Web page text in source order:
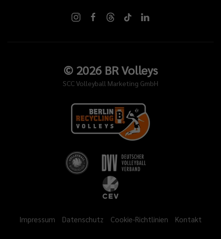
© 2026BR Volleys
SCC Volleyball Marketing GmbH
Impressum Datenschutz Cookie-Richtlinien Kontakt